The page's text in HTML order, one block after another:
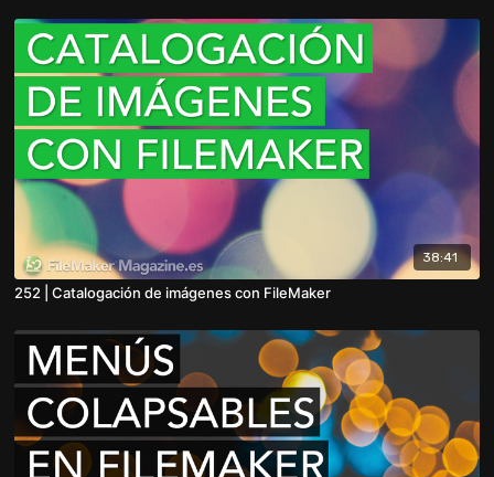
38:41
252 | Catalogación de imágenes con FileMaker